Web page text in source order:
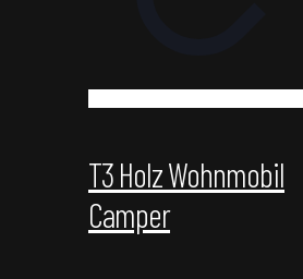
T3 Holz Wohnmobil
Camper